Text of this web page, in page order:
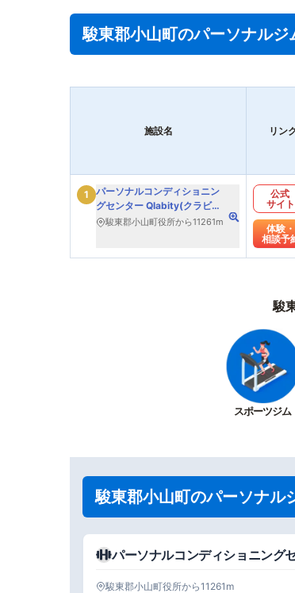
駿東郡小山町のパーソナルジ
施設名 リン
1
パーソナルコンディショニン
グセンター Qlabity(クラビテ
ィ)駿東郡小山町役所から11261m
公式
サイト
体験・
相談予
駿
スポーツジム
駿東郡小山町のパーソナル
パーソナルコンディショニング
駿東郡小山町役所から11261m